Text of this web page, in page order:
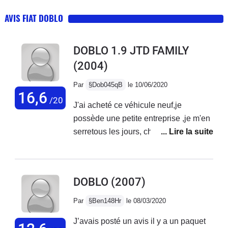
AVIS FIAT DOBLO
16,6 /20
DOBLO 1.9 JTD FAMILY
(2004)
Par §Dob045qB le 10/06/2020
J'ai acheté ce véhicule neuf,je
possède une petite entreprise ,je m'en
serretous les jours, changer la courroie
160000 , service fait par un petit
que j'ai possèdé . Travaux souvent
effectuer avec un attelage avec des
Malheureusement, l'embrayage à
DOBLO (2007)
Par §Ben148Hr le 08/03/2020
J’avais posté un avis il y a un paquet